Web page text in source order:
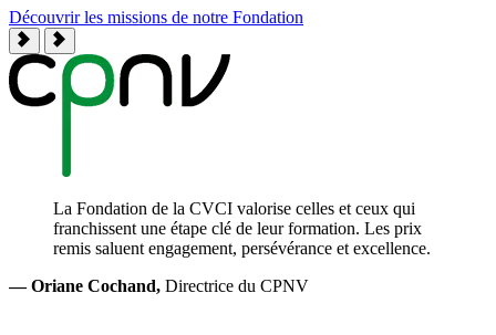
Découvrir les missions de notre Fondation
La Fondation de la CVCI valorise celles et ceux qui
franchissent une étape clé de leur formation. Les prix
remis saluent engagement, persévérance et excellence.
— Oriane Cochand, Directrice du CPNV